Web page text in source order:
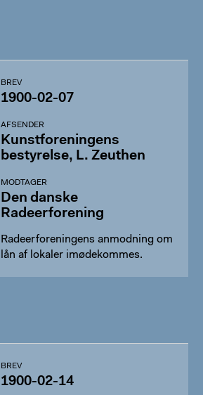
BREV
1900-02-07
AFSENDER
Kunstforeningens
bestyrelse, L. Zeuthen
MODTAGER
Den danske
Radeerforening
Radeerforeningens anmodning om
lån af lokaler imødekommes.
BREV
1900-02-14